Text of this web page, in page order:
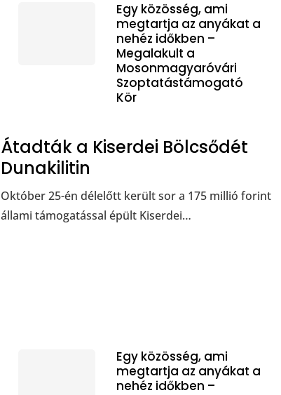
Egy közösség, ami
megtartja az anyákat a
nehéz időkben –
Megalakult a
Mosonmagyaróvári
Szoptatástámogató
Kör
Átadták a Kiserdei Bölcsődét
Dunakilitin
Október 25-én délelőtt került sor a 175 millió forint
állami támogatással épült Kiserdei…
Egy közösség, ami
megtartja az anyákat a
nehéz időkben –